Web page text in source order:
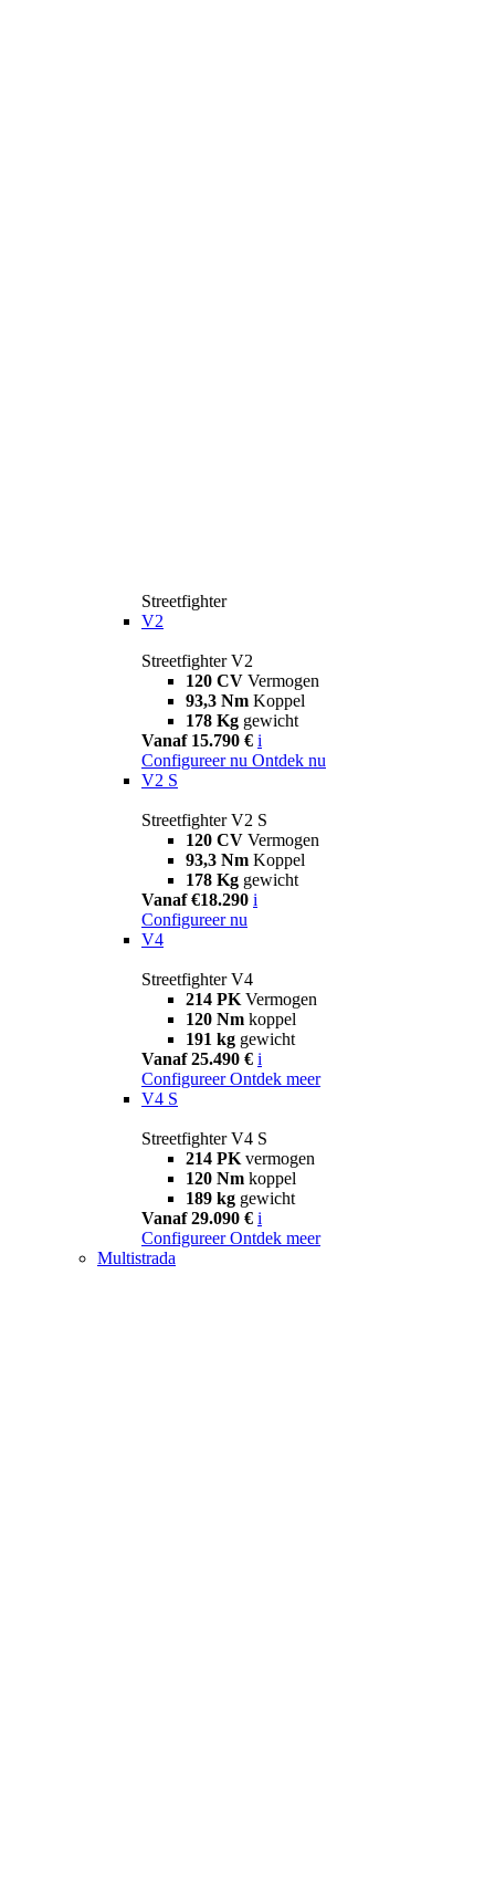
Streetfighter
V2
Streetfighter V2
120 CV Vermogen
93,3 Nm Koppel
178 Kg gewicht
Vanaf 15.790 € i
Configureer nu Ontdek nu
V2 S
Streetfighter V2 S
120 CV Vermogen
93,3 Nm Koppel
178 Kg gewicht
Vanaf €18.290 i
Configureer nu
V4
Streetfighter V4
214 PK Vermogen
120 Nm koppel
191 kg gewicht
Vanaf 25.490 € i
Configureer Ontdek meer
V4 S
Streetfighter V4 S
214 PK vermogen
120 Nm koppel
189 kg gewicht
Vanaf 29.090 € i
Configureer Ontdek meer
Multistrada